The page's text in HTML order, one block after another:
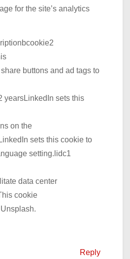
for the site’s analytics
buttons and ad tags to
yearsLinkedIn sets this
on the
sets this cookie to
setting.lidc1
data center
cookie
Reply